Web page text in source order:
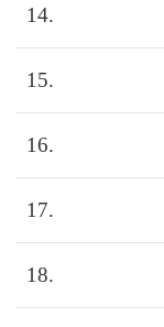
14.
15.
16.
17.
18.